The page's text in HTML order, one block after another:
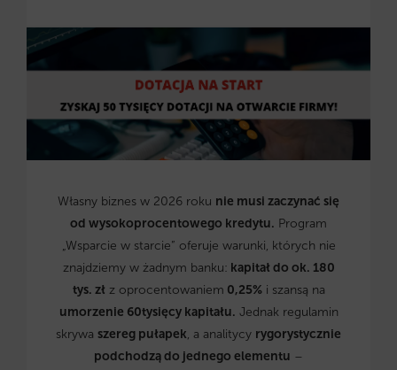
Własny biznes w 2026 roku nie musi zaczynać się
od wysokoprocentowego kredytu. Program
„Wsparcie w starcie” oferuje warunki, których nie
znajdziemy w żadnym banku: kapitał do ok. 180
tys. zł z oprocentowaniem 0,25%i szansą na
umorzenie 60tysięcy kapitału. Jednak regulamin
skrywa szereg pułapek, a analitycy rygorystycznie
podchodzą do jednego elementu –